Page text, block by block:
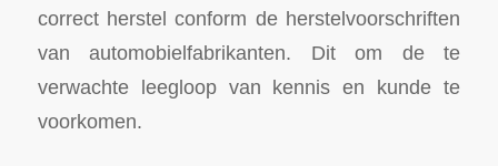
correct herstel conform de herstelvoorschriften
van automobielfabrikanten. Dit om de te
verwachte leegloop van kennis en kunde te
voorkomen.